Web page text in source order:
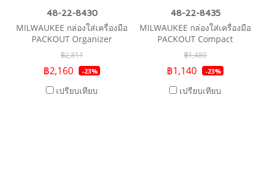
48-22-8430
MILWAUKEE กล่องใส่เครื่องมือ
PACKOUT Organizer
฿2,811
฿2,160 -23%
เปรียบเทียบ
48-22-8435
MILWAUKEE กล่องใส่เครื่องมือ
PACKOUT Compact
Organizer
฿1,480
฿1,140 -23%
เปรียบเทียบ